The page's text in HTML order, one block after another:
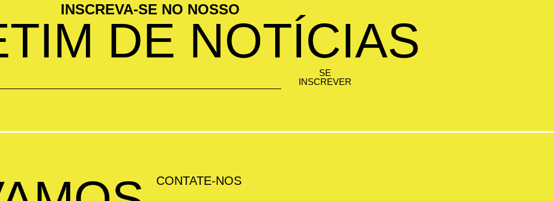
INSCREVA-SE NO NOSSO
DE NOTÍCIAS
SE
INSCREVER
CONTATE-NOS